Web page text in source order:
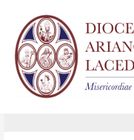
Giorno:10
2025